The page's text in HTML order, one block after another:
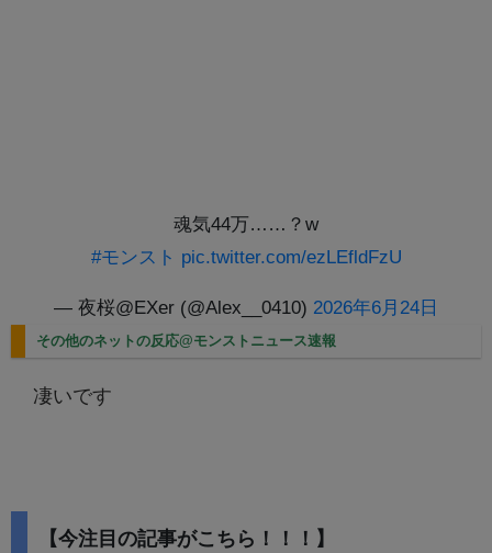
魂気44万……？w
#モンスト pic.twitter.com/ezLEfldFzU
— 夜桜@EXer (@Alex__0410) 2026年6月24日
その他のネットの反応@モンストニュース速報
凄いです
【今注目の記事がこちら！！！】